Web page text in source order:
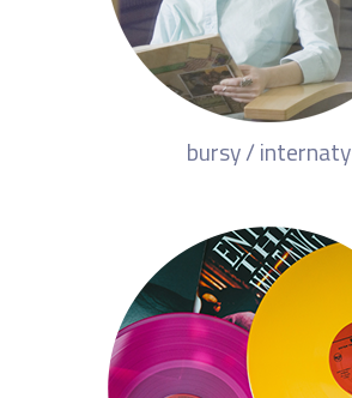
bursy / internaty